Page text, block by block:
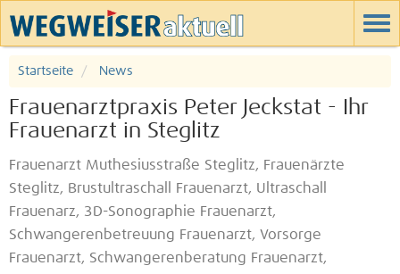
Startseite News
Frauenarztpraxis Peter Jeckstat - Ihr
Frauenarzt in Steglitz
Frauenarzt Muthesiusstraße Steglitz, Frauenärzte
Steglitz, Brustultraschall Frauenarzt, Ultraschall
Frauenarz, 3D-Sonographie Frauenarzt,
Schwangerenbetreuung Frauenarzt, Vorsorge
Frauenarzt, Schwangerenberatung Frauenarzt,